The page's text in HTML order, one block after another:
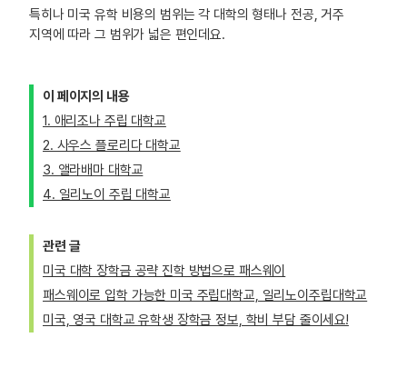
특히나 미국 유학 비용의 범위는 각 대학의 형태나 전공, 거주
지역에 따라 그 범위가 넓은 편인데요.
이 페이지의 내용
1. 애리조나 주립 대학교
2. 사우스 플로리다 대학교
3. 앨라배마 대학교
4. 일리노이 주립 대학교
관련 글
미국 대학 장학금 공략 진학 방법으로 패스웨이
패스웨이로 입학 가능한 미국 주립대학교, 일리노이주립대학교
미국, 영국 대학교 유학생 장학금 정보, 학비 부담 줄이세요!